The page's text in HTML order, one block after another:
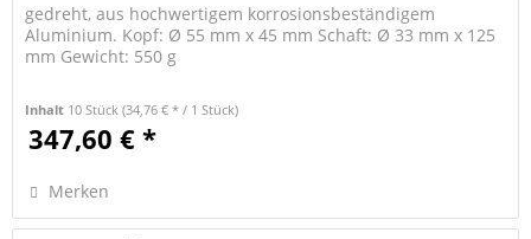
gedreht, aus hochwertigem korrosionsbeständigem
Aluminium. Kopf: Ø 55 mm x 45 mm Schaft: Ø 33 mm x 125
mm Gewicht: 550 g
Inhalt 10 Stück(34,76 € * / 1 Stück)
347,60 € *
Merken